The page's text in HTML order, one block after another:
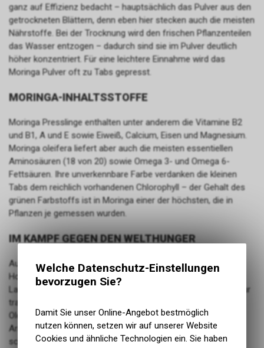
ganz auf Effizienz bedacht – hauptsächlich das Pulver aus den
getrockneten Blättern, denn eben hier stecken auch die meisten
Nährstoffe. Bei der Trocknung wird den frischen Pflanzenteilen
das Wasser entzogen – dadurch sind sie im Pulver deutlich
höher konzentriert. Für eine leichtere Einnahme wird das
Moringa Pulver oft zu Tabs gepresst.
MORINGA-INHALTSSTOFFE
Moringa Presslinge enthalten unter anderem die Vitamine B2
und B1, A und E sowie Eiweiß, Calcium, Eisen und Magnesium.
Moringa oleifera liefert aber auch die meisten essentiellen
Aminosäuren (18 von 20) sowie Omega 3- und Omega 6-
Fettsäuren. Ihre unverkennbare Farbe verdanken die kleinen
Tabs dem reichlich vorhandenen Chlorophyll – der Gehalt des
grünen Farbstoffs ist in Moringa einer der höchsten, die in
Pflanzen je gemessen wurden.
IM KAMPF GEGEN DEN WELTHUNGER
Auch aus landwirtschaftlicher Sicht ist der Moringa-Baum ein
Hoffnungsträger. 2014 von der Ernährungs- und
Landwirtschaftsorganisation der Vereinten Nationen (FAO) zur
traditionellen Feldfrucht des Monats ernannt, hat Moringa
Oleifera das Potenzial, zur Bekämpfung des Hungers in den
Armutsgegenden beizutragen. Sie ist völlig anspruchslos,
schnell wachsend und äußerst nährstoffreich. Ein Projekt zur
Welche Datenschutz-Einstellungen
bevorzugen Sie?
Damit Sie unser Online-Angebot bestmöglich
nutzen können, setzen wir auf unserer Website
Cookies und ähnliche Technologien ein. Sie haben